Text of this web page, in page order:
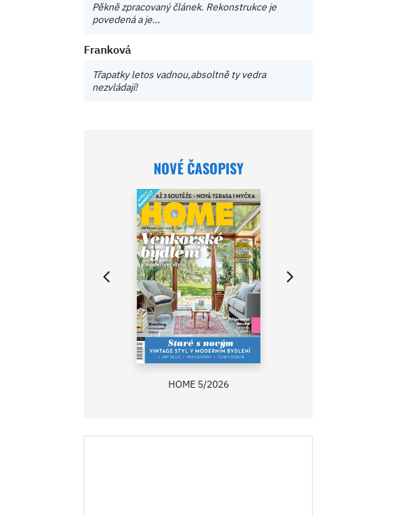
Pěkně zpracovaný článek. Rekonstrukce je
povedená a je…
Franková
Třapatky letos vadnou,absoltně ty vedra
nezvládají!
NOVÉ ČASOPISY
HOME 5/2026